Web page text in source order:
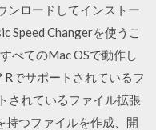
ンロードしてインストー
Speed Changerを使うこ
べてのMac OSで動作し
Rでサポートされているフ
されているファイル拡張
持つファイルを作成、開